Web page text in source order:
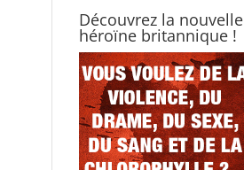
Découvrez la nouvelle
héroïne britannique !